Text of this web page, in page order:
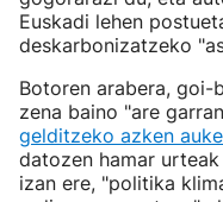
Euskadi lehen
deskarbonizatzeko
Botoren arabera, goi-
zena baino "are
gelditzeko azken
datozen hamar
izan ere, "politika